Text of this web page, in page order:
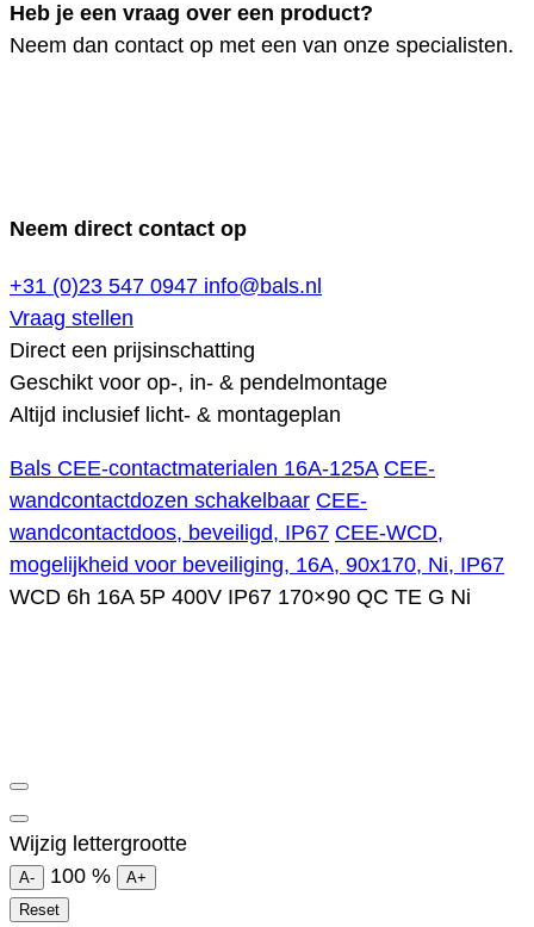
Heb je een vraag over een product?
Neem dan contact op met een van onze specialisten.
Neem direct contact op
+31 (0)23 547 0947 info@bals.nl
Vraag stellen
Direct een prijsinschatting
Geschikt voor op-, in- & pendelmontage
Altijd inclusief licht- & montageplan
Bals CEE-contactmaterialen 16A-125A CEE-
wandcontactdozen schakelbaar CEE-
wandcontactdoos, beveiligd, IP67 CEE-WCD,
mogelijkheid voor beveiliging, 16A, 90x170, Ni, IP67
WCD 6h 16A 5P 400V IP67 170×90 QC TE G Ni
Wijzig lettergrootte
A- 100 %
A+
Reset